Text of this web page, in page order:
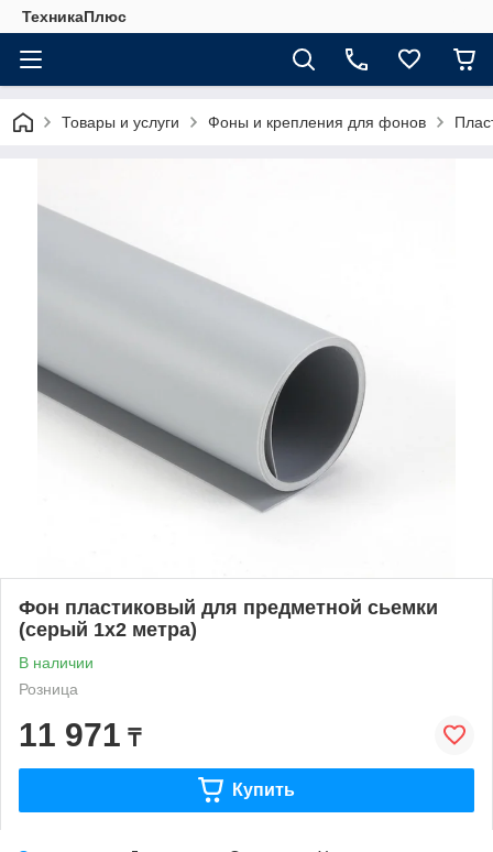
ТехникаПлюс
Товары и услуги Фоны и крепления для фонов
Фон пластиковый для предметной сьемки
(серый 1х2 метра)
В наличии
Розница
11 971 ₸
Купить